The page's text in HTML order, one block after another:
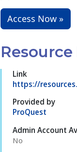
Access Now »
Link
https://
Provided by
ProQuest
Admin Account
No